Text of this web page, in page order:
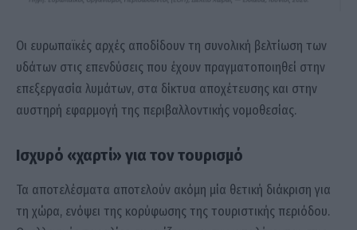
Οι ευρωπαϊκές αρχές αποδίδουν τη συνολική βελτίωση των
υδάτων στις επενδύσεις που έχουν πραγματοποιηθεί στην
επεξεργασία λυμάτων, στα δίκτυα αποχέτευσης και στην
αυστηρή εφαρμογή της περιβαλλοντικής νομοθεσίας.
Ισχυρό «χαρτί» για τον τουρισμό
Τα αποτελέσματα αποτελούν ακόμη μία θετική διάκριση για
τη χώρα, ενόψει της κορύφωσης της τουριστικής περιόδου.